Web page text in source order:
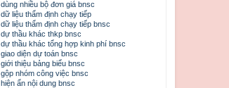
dùng nhiều bộ đơn giá bnsc
dữ liệu thẩm định chạy tiếp
dữ liệu thẩm định chạy tiếp bnsc
dự thầu khác thkp bnsc
dự thầu khác tổng hợp kinh phí bnsc
giao diện dự toán bnsc
giới thiệu bảng biểu bnsc
gộp nhóm công việc bnsc
hiện ẩn nội dung bnsc